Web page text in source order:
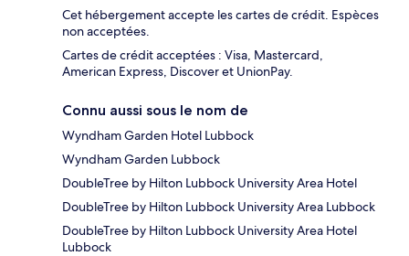
Cet hébergement accepte les cartes de crédit. Espèces
non acceptées.
Cartes de crédit acceptées : Visa, Mastercard,
American Express, Discover et UnionPay.
Connu aussi sous le nom de
Wyndham Garden Hotel Lubbock
Wyndham Garden Lubbock
DoubleTree by Hilton Lubbock University Area Hotel
DoubleTree by Hilton Lubbock University Area Lubbock
DoubleTree by Hilton Lubbock University Area Hotel
Lubbock